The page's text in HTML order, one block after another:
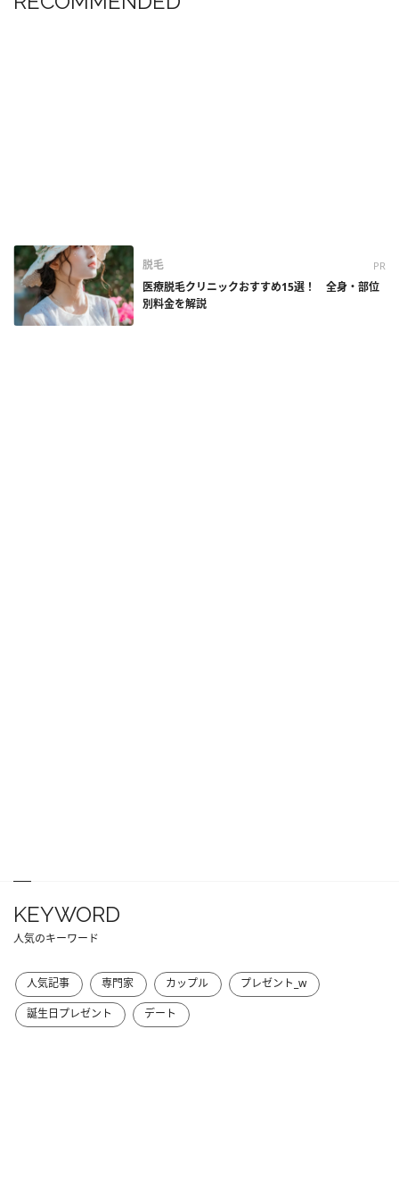
脱毛 PR
医療脱毛クリニックおすすめ15選！ 全身・部位
別料金を解説
KEYWORD
人気のキーワード
人気記事 専門家 カップル
プレゼント_w
誕生日プレゼント
デート